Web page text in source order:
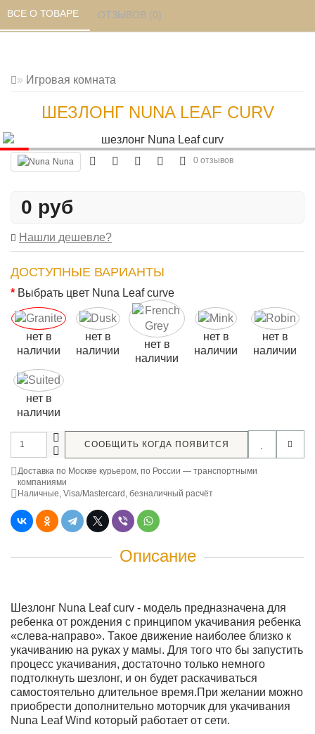
Игровая комната
ШЕЗЛОНГ NUNA LEAF CURV
ВСЕ О ТОВАРЕ ОТЗЫВОВ (0)
Nuna 0 отзывов
0 руб
Нашли дешевле?
ДОСТУПНЫЕ ВАРИАНТЫ
Выбрать цвет Nuna Leaf curve
нет в
наличии
нет в
наличии
нет в
наличии
нет в
наличии
нет в
наличии
нет в
наличии
СООБЩИТЬ КОГДА ПОЯВИТСЯ
Доставка по Москве курьером, по России — транспортными
компаниями
Наличные, Visa/Mastercard, безналичный расчёт
Описание
Шезлонг Nuna Leaf curv - модель предназначена для
ребенка от рождения с принципом укачивания ребенка
«слева-направо». Такое движение наиболее близко к
укачиванию на руках у мамы. Для того что бы запустить
процесс укачивания, достаточно только немного
подтолкнуть шезлонг, и он будет раскачиваться
самостоятельно длительное время.При желании можно
приобрести дополнительно моторчик для укачивания
Nuna Leaf Wind который работает от сети.